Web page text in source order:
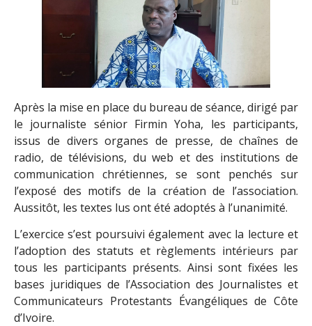
Après la mise en place du bureau de séance, dirigé par
le journaliste sénior Firmin Yoha, les participants,
issus de divers organes de presse, de chaînes de
radio, de télévisions, du web et des institutions de
communication chrétiennes, se sont penchés sur
l’exposé des motifs de la création de l’association.
Aussitôt, les textes lus ont été adoptés à l’unanimité.
L’exercice s’est poursuivi également avec la lecture et
l’adoption des statuts et règlements intérieurs par
tous les participants présents. Ainsi sont fixées les
bases juridiques de l’Association des Journalistes et
Communicateurs Protestants Évangéliques de Côte
d’Ivoire.